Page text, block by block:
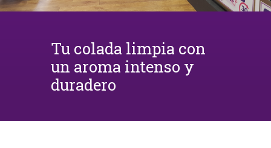
Tu colada limpia con
un aroma intenso y
duradero